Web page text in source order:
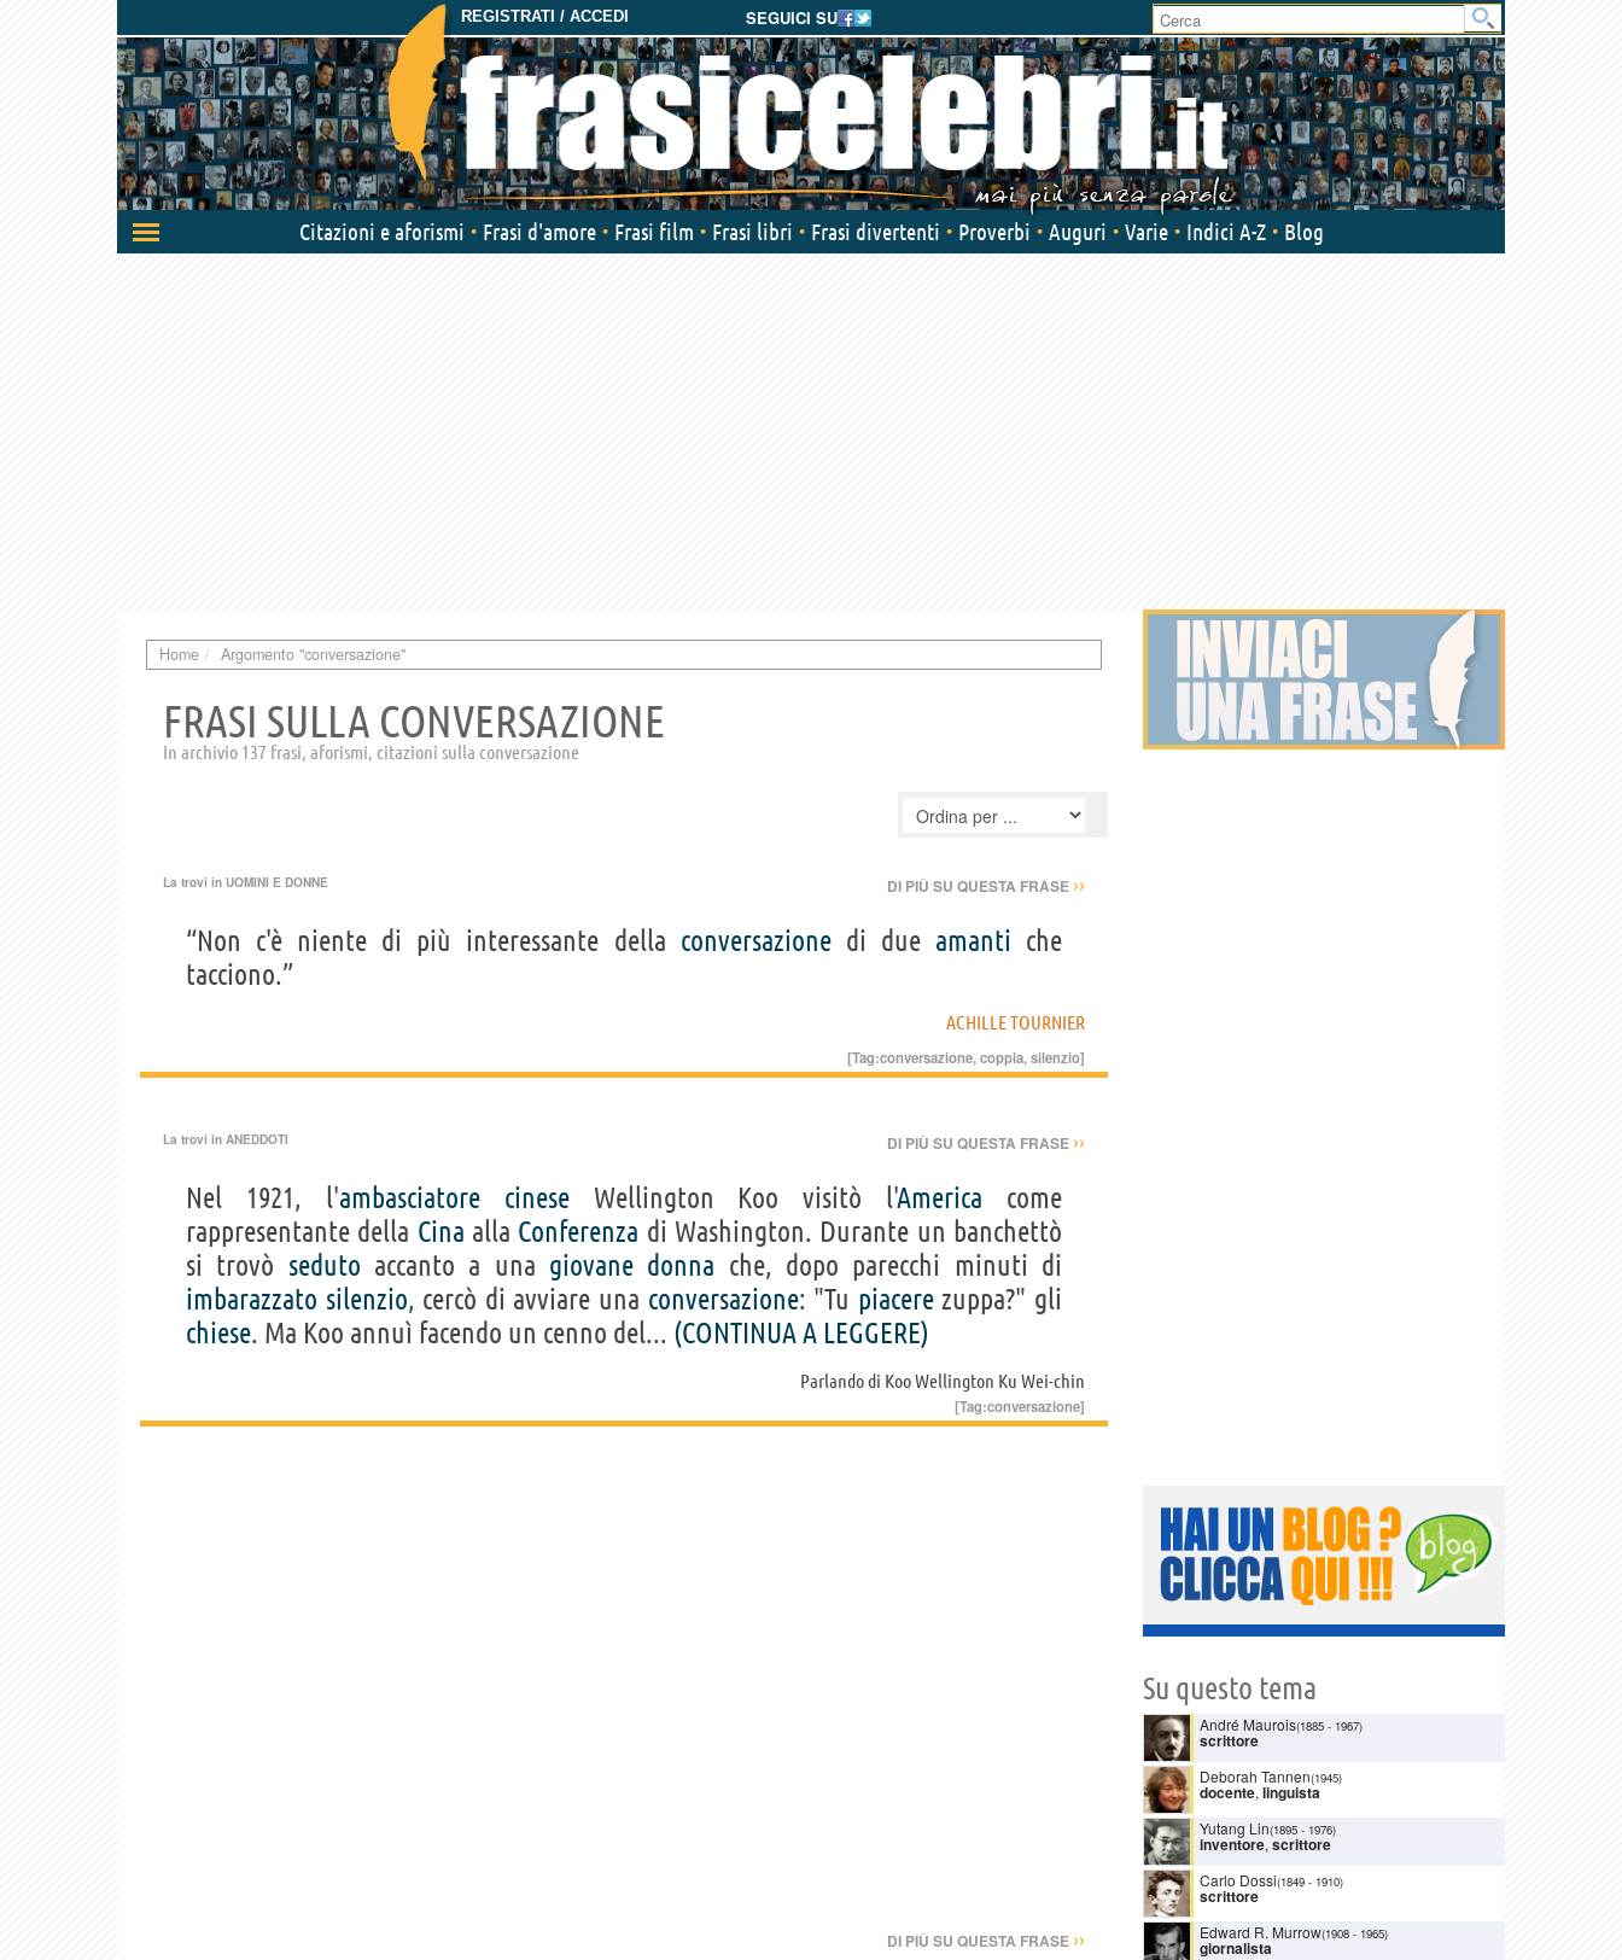
SEGUICI SU
REGISTRATI / ACCEDI
Attiva/disattiva
navigazione
User
area
Citazioni e aforismi Frasi d'amore Frasi film Frasi libri Frasi divertenti Proverbi Auguri Varie Indici A-Z Blog
Home Argomento "conversazione"
FRASI SULLA CONVERSAZIONE
In archivio 137 frasi, aforismi, citazioni sulla conversazione
La trovi in UOMINI E DONNE DI PIÙ SU QUESTA FRASE ››
“Non c'è niente di più interessante della conversazionedi due amanti che
tacciono.”
ACHILLE TOURNIER
[Tag:conversazione,coppia,silenzio]
La trovi in ANEDDOTI DI PIÙ SU QUESTA FRASE ››
Nel 1921, l'ambasciatore cineseWellington Koo visitò l'America come
rappresentante della Cina alla Conferenza di Washington. Durante un banchettò
si trovò seduto accanto a una giovane donna che, dopo parecchi minuti di
imbarazzato silenzio, cercò di avviare una conversazione: "Tu piacerezuppa?" gli
chiese. Ma Koo annuì facendo un cenno del... (CONTINUA A LEGGERE)
Parlando di Koo Wellington Ku Wei-chin
[Tag:conversazione]
DI PIÙ SU QUESTA FRASE ››
Su questo tema
André Maurois(1885 - 1967)
scrittore
Deborah Tannen(1945)
docente, linguista
Yutang Lin(1895 - 1976)
inventore, scrittore
Carlo Dossi(1849 - 1910)
scrittore
Edward R. Murrow(1908 - 1965)
giornalista